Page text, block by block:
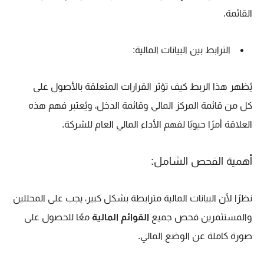
القائمة.
الترابط بين البيانات المالية:
يُظهر هذا الربط كيف تؤثر القرارات المتعلقة بالأصول على
كل من قائمة المركز المالي وقائمة الدخل، ويُعتبر فهم هذه
العلاقة أمرًا حيويًا لفهم الأداء المالي العام للشركة.
أهمية الفحص الشامل:
نظرًا لأن البيانات المالية مترابطة بشكل كبير، يجب على المحللين
والمستثمرين فحص جميع القوائم المالية معًا للحصول على
صورة كاملة عن الوضع المالي.